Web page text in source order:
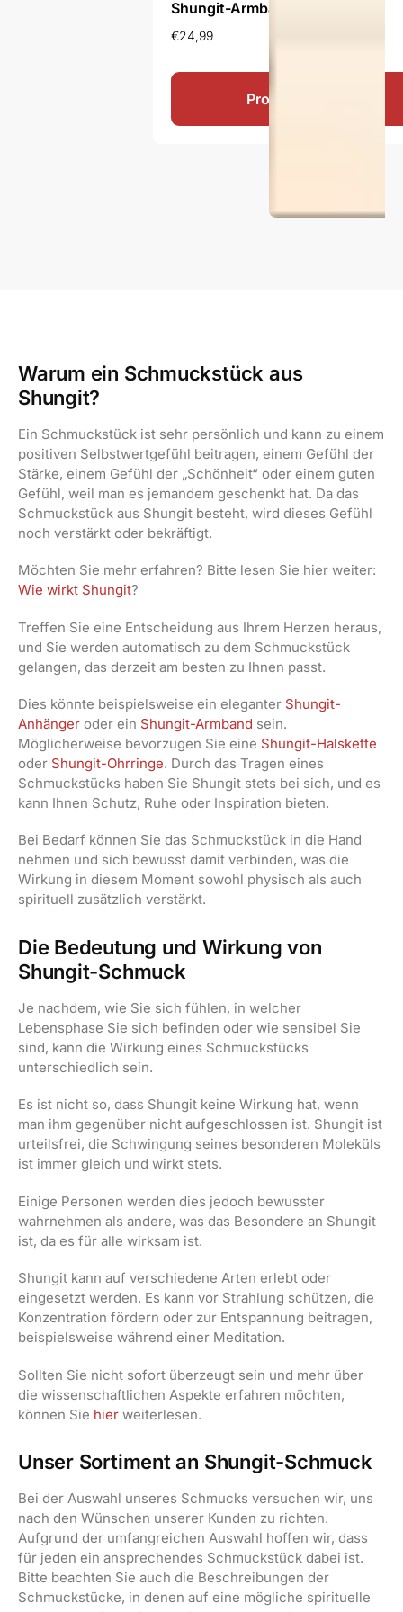
Shungit-Armband Volny
€24,99
Produkt ansehen
Warum ein Schmuckstück aus
Shungit?
Ein Schmuckstück ist sehr persönlich und kann zu einem
positiven Selbstwertgefühl beitragen, einem Gefühl der
Stärke, einem Gefühl der „Schönheit“ oder einem guten
Gefühl, weil man es jemandem geschenkt hat. Da das
Schmuckstück aus Shungit besteht, wird dieses Gefühl
noch verstärkt oder bekräftigt.
Möchten Sie mehr erfahren? Bitte lesen Sie hier weiter:
Wie wirkt Shungit?
Treffen Sie eine Entscheidung aus Ihrem Herzen heraus,
und Sie werden automatisch zu dem Schmuckstück
gelangen, das derzeit am besten zu Ihnen passt.
Dies könnte beispielsweise ein eleganter Shungit-
Anhänger oder ein Shungit-Armband sein.
Möglicherweise bevorzugen Sie eine Shungit-Halskette
oder Shungit-Ohrringe. Durch das Tragen eines
Schmuckstücks haben Sie Shungit stets bei sich, und es
kann Ihnen Schutz, Ruhe oder Inspiration bieten.
Bei Bedarf können Sie das Schmuckstück in die Hand
nehmen und sich bewusst damit verbinden, was die
Wirkung in diesem Moment sowohl physisch als auch
spirituell zusätzlich verstärkt.
Die Bedeutung und Wirkung von
Shungit-Schmuck
Je nachdem, wie Sie sich fühlen, in welcher
Lebensphase Sie sich befinden oder wie sensibel Sie
sind, kann die Wirkung eines Schmuckstücks
unterschiedlich sein.
Es ist nicht so, dass Shungit keine Wirkung hat, wenn
man ihm gegenüber nicht aufgeschlossen ist. Shungit ist
urteilsfrei, die Schwingung seines besonderen Moleküls
ist immer gleich und wirkt stets.
Einige Personen werden dies jedoch bewusster
wahrnehmen als andere, was das Besondere an Shungit
ist, da es für alle wirksam ist.
Shungit kann auf verschiedene Arten erlebt oder
eingesetzt werden. Es kann vor Strahlung schützen, die
Konzentration fördern oder zur Entspannung beitragen,
beispielsweise während einer Meditation.
Sollten Sie nicht sofort überzeugt sein und mehr über
die wissenschaftlichen Aspekte erfahren möchten,
können Sie hier weiterlesen.
Unser Sortiment an Shungit-Schmuck
Bei der Auswahl unseres Schmucks versuchen wir, uns
nach den Wünschen unserer Kunden zu richten.
Aufgrund der umfangreichen Auswahl hoffen wir, dass
für jeden ein ansprechendes Schmuckstück dabei ist.
Bitte beachten Sie auch die Beschreibungen der
Schmuckstücke, in denen auf eine mögliche spirituelle